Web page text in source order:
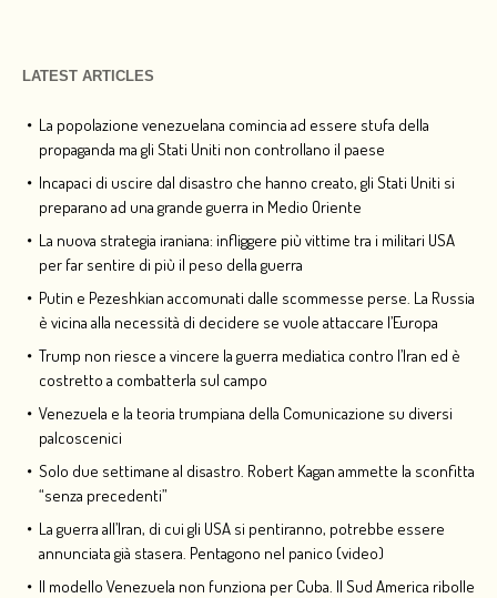
LATEST ARTICLES
La popolazione venezuelana comincia ad essere stufa della
propaganda ma gli Stati Uniti non controllano il paese
Incapaci di uscire dal disastro che hanno creato, gli Stati Uniti si
preparano ad una grande guerra in Medio Oriente
La nuova strategia iraniana: infliggere più vittime tra i militari USA
per far sentire di più il peso della guerra
Putin e Pezeshkian accomunati dalle scommesse perse. La Russia
è vicina alla necessità di decidere se vuole attaccare l’Europa
Trump non riesce a vincere la guerra mediatica contro l’Iran ed è
costretto a combatterla sul campo
Venezuela e la teoria trumpiana della Comunicazione su diversi
palcoscenici
Solo due settimane al disastro. Robert Kagan ammette la sconfitta
“senza precedenti”
La guerra all’Iran, di cui gli USA si pentiranno, potrebbe essere
annunciata già stasera. Pentagono nel panico (video)
Il modello Venezuela non funziona per Cuba. Il Sud America ribolle